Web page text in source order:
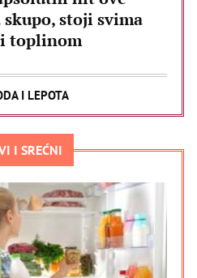
stoji svima
toplinom
I LEPOTA
I SREĆNI